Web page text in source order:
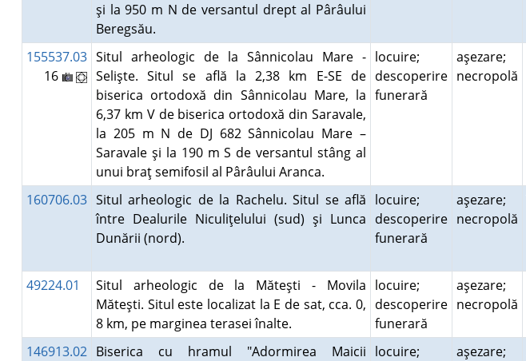
şi la 950 m N de versantul drept al Pârâului
Beregsău.
155537.03
16
Situl arheologic de la Sânnicolau Mare -
Selişte. Situl se află la 2,38 km E-SE de
biserica ortodoxă din Sânnicolau Mare, la
6,37 km V de biserica ortodoxă din Saravale,
la 205 m N de DJ 682 Sânnicolau Mare –
Saravale şi la 190 m S de versantul stâng al
unui braţ semifosil al Pârâului Aranca.
locuire;
descoperire
funerară
aşezare;
necropolă
160706.03 Situl arheologic de la Rachelu. Situl se află
între Dealurile Niculiţelului (sud) şi Lunca
Dunării (nord).
locuire;
descoperire
funerară
aşezare;
necropolă
49224.01
Situl arheologic de la Măteşti - Movila
Măteşti. Situl este localizat la E de sat, cca. 0,
8 km, pe marginea terasei înalte.
locuire;
descoperire
funerară
aşezare;
necropolă
146913.02 Biserica cu hramul "Adormirea Maicii locuire;
aşezare;